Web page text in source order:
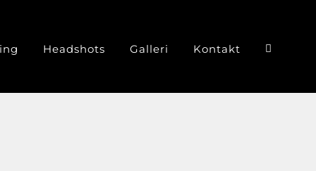
Headshots Galleri Kontakt